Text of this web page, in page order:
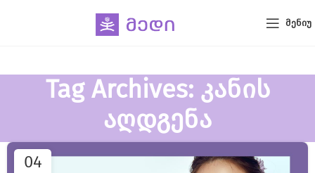
ᲛᲔᲜᲘᲣ
Tag Archives: კანის
აღდგენა
04